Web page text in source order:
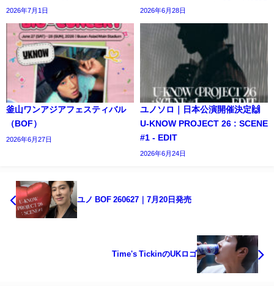
2026年7月1日 2026年6月28日
釜山ワンアジアフェスティバル
（BOF）
2026年6月27日
ユノソロ｜日本公演開催決定🙌
U-KNOW PROJECT 26 : SCENE
#1 - EDIT
2026年6月24日
ユノ BOF 260627｜7月20日発売
Time's TickinのUKロゴ